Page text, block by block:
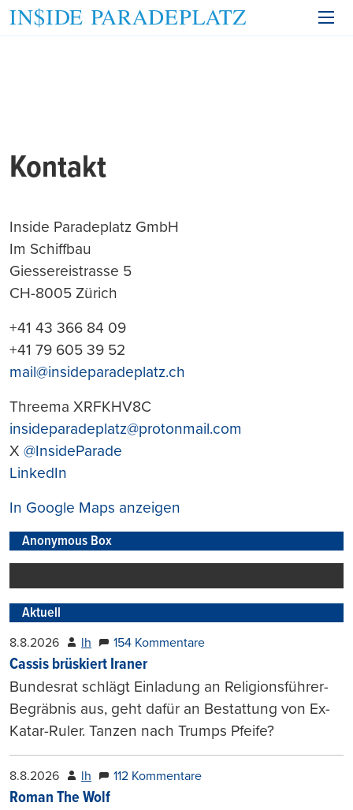
Kontakt
Inside Paradeplatz GmbH
Im Schiffbau
Giessereistrasse 5
CH-8005 Zürich
+41 43 366 84 09
+41 79 605 39 52
mail@insideparadeplatz.ch
Threema XRFKHV8C
insideparadeplatz@protonmail.com
X @InsideParade
LinkedIn
In Google Maps anzeigen
Anonymous Box
Aktuell
8.8.2026 lh 154 Kommentare
Cassis brüskiert Iraner
Bundesrat schlägt Einladung an Religionsführer-
Begräbnis aus, geht dafür an Bestattung von Ex-
Katar-Ruler. Tanzen nach Trumps Pfeife?
8.8.2026 lh 112 Kommentare
Roman The Wolf